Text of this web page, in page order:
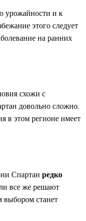
урожайности и к
этого следует
на ранних
схожи с
довольно сложно.
в этом регионе имеет
Спартан редко
все же решают
выбором станет